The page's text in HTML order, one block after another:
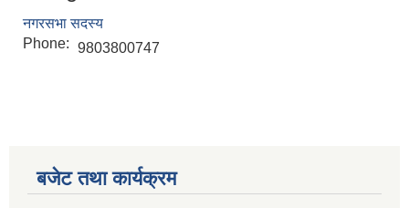
नगरसभा सदस्य
Phone: 9803800747
बजेट तथा कार्यक्रम